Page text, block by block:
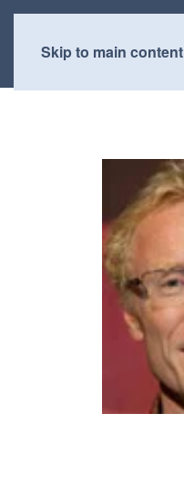
Skip to main content